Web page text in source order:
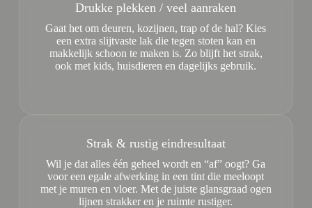
Drukke plekken / veel aanraken
Gaat het om deuren, kozijnen, trap of de hal? Kies
een extra slijtvaste lak die tegen stoten kan en
makkelijk schoon te maken is. Zo blijft het strak,
ook met kids, huisdieren en dagelijks gebruik.
Strak & rustig eindresultaat
Wil je dat alles één geheel wordt en “af” oogt? Ga
voor een egale afwerking in een tint die meeloopt
met je muren en vloer. Met de juiste glansgraad ogen
lijnen strakker en je ruimte rustiger.